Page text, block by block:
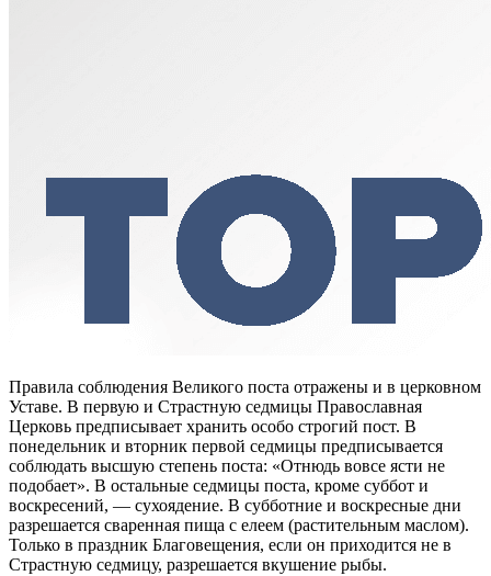
Правила соблюдения Великого поста отражены и в церковном
Уставе. В первую и Страстную седмицы Православная
Церковь предписывает хранить особо строгий пост. В
понедельник и вторник первой седмицы предписывается
соблюдать высшую степень поста: «Отнюдь вовсе ясти не
подобает». В остальные седмицы поста, кроме суббот и
воскресений, — сухоядение. В субботние и воскресные дни
разрешается сваренная пища с елеем (растительным маслом).
Только в праздник Благовещения, если он приходится не в
Страстную седмицу, разрешается вкушение рыбы.